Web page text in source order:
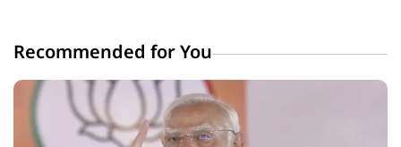
Recommended for You